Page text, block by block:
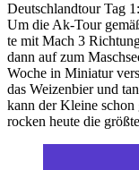
Deutschlandtour Tag 1:
Um die Ak-Tour
te mit Mach 3
dann auf zum
Woche in Miniatur
das Weizenbier und
kann der Kleine schon
rocken heute die größte